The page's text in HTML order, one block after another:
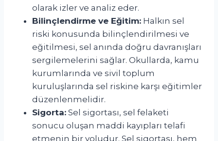
olarak izler ve analiz eder.
Bilinçlendirme ve Eğitim: Halkın sel
riski konusunda bilinçlendirilmesi ve
eğitilmesi, sel anında doğru davranışları
sergilemelerini sağlar. Okullarda, kamu
kurumlarında ve sivil toplum
kuruluşlarında sel riskine karşı eğitimler
düzenlenmelidir.
Sigorta: Sel sigortası, sel felaketi
sonucu oluşan maddi kayıpları telafi
etmenin bir yoludur. Sel sigortası, hem